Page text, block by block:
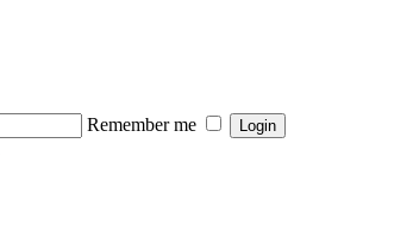
Remember me